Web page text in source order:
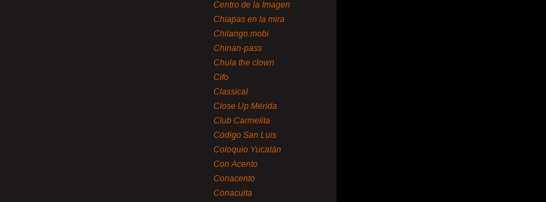
Centro de la Imagen
Chiapas en la mira
Chilango.mobi
Chinan-pass
Chula the clown
Cifo
Classical
Close Up Mérida
Club Carmelita
Código San Luis
Coloquio Yucatán
Con Acento
Conacento
Conaculta